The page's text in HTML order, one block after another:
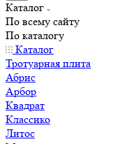
Каталог
По всему сайту
По каталогу
Каталог
Тротуарная плита
Абрис
Арбор
Квадрат
Классико
Литос